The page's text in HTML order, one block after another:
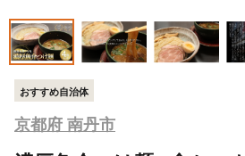
おすすめ自治体
京都府 南丹市